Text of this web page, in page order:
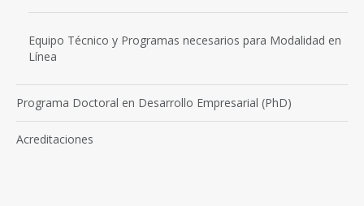
Equipo Técnico y Programas necesarios para Modalidad en
Línea
Programa Doctoral en Desarrollo Empresarial (PhD)
Acreditaciones